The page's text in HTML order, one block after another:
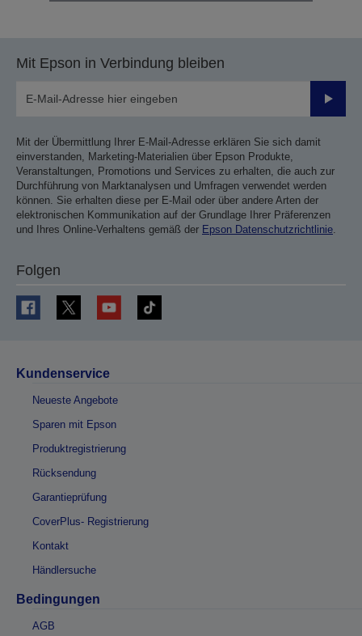
Mit Epson in Verbindung bleiben
Mit der Übermittlung Ihrer E-Mail-Adresse erklären Sie sich damit
einverstanden, Marketing-Materialien über Epson Produkte,
Veranstaltungen, Promotions und Services zu erhalten, die auch zur
Durchführung von Marktanalysen und Umfragen verwendet werden
können. Sie erhalten diese per E-Mail oder über andere Arten der
elektronischen Kommunikation auf der Grundlage Ihrer Präferenzen
und Ihres Online-Verhaltens gemäß der Epson Datenschutzrichtlinie
Folgen
Kundenservice
Neueste Angebote
Sparen mit Epson
Produktregistrierung
Rücksendung
Garantieprüfung
CoverPlus- Registrierung
Kontakt
Händlersuche
Bedingungen
AGB